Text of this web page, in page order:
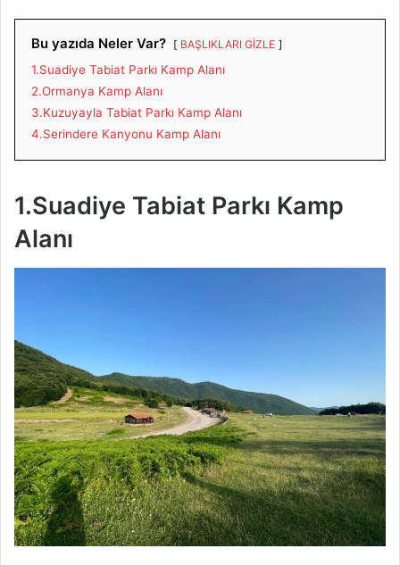
Bu yazıda Neler Var? BAŞLIKLARI GİZLE
1.Suadiye Tabiat Parkı Kamp Alanı
2.Ormanya Kamp Alanı
3.Kuzuyayla Tabiat Parkı Kamp Alanı
4.Serindere Kanyonu Kamp Alanı
1.Suadiye Tabiat Parkı Kamp
Alanı